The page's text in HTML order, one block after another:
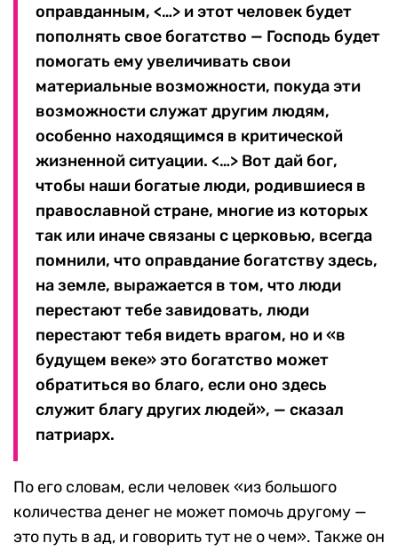
оправданным, <…> и этот человек будет
пополнять свое богатство — Господь будет
помогать ему увеличивать свои
материальные возможности, покуда эти
возможности служат другим людям,
особенно находящимся в критической
жизненной ситуации. <…> Вот дай бог,
чтобы наши богатые люди, родившиеся в
православной стране, многие из которых
так или иначе связаны с церковью, всегда
помнили, что оправдание богатству здесь,
на земле, выражается в том, что люди
перестают тебе завидовать, люди
перестают тебя видеть врагом, но и «в
будущем веке» это богатство может
обратиться во благо, если оно здесь
служит благу других людей», — сказал
патриарх.
По его словам, если человек «из большого
количества денег не может помочь другому —
это путь в ад, и говорить тут не о чем». Также он